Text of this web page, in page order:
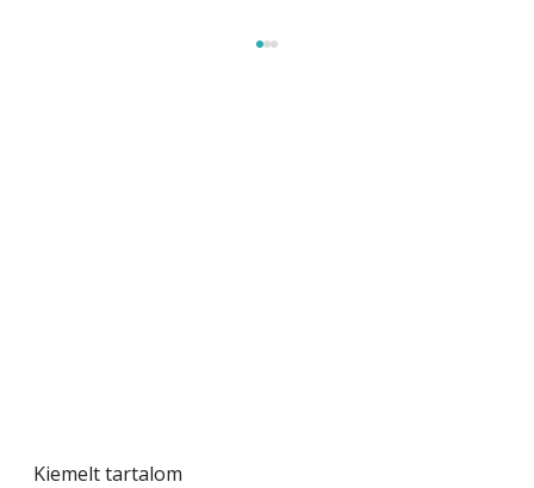
Kiemelt tartalom